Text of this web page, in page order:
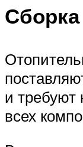
и требуют
всех